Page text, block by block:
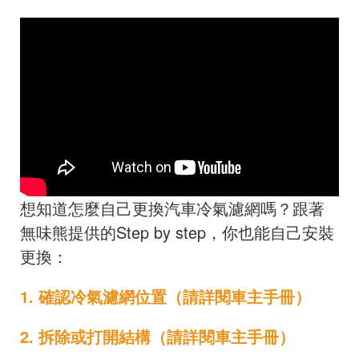
想知道怎麼自己更換汽車冷氣濾網嗎？跟著
無味熊提供的Step by step，你也能自己安裝
更換：
1. 確認冷氣濾網位置（請詳閱車主手冊）
2. 拆除或打開結構（請詳閱車主手冊）